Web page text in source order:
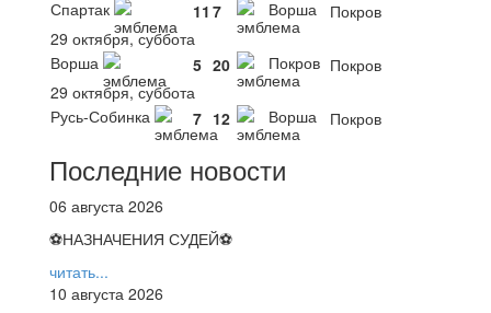
Спартак
11 7 Ворша
Покров
29 октября, суббота
Ворша
5 20 Покров Покров
29 октября, суббота
Русь-Собинка
7 12 Ворша Покров
Последние новости
06 августа 2026
⚽НАЗНАЧЕНИЯ СУДЕЙ⚽
читать...
10 августа 2026